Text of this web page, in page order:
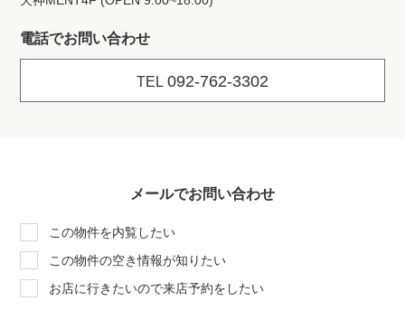
電話でお問い合わせ
TEL 092-762-3302
メールでお問い合わせ
この物件を内覧したい
この物件の空き情報が知りたい
お店に行きたいので来店予約をしたい